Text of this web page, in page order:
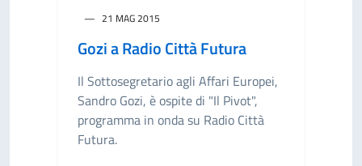
21 MAG 2015
Gozi a Radio Città Futura
Il Sottosegretario agli Affari Europei,
Sandro Gozi, è ospite di "Il Pivot",
programma in onda su Radio Città
Futura.